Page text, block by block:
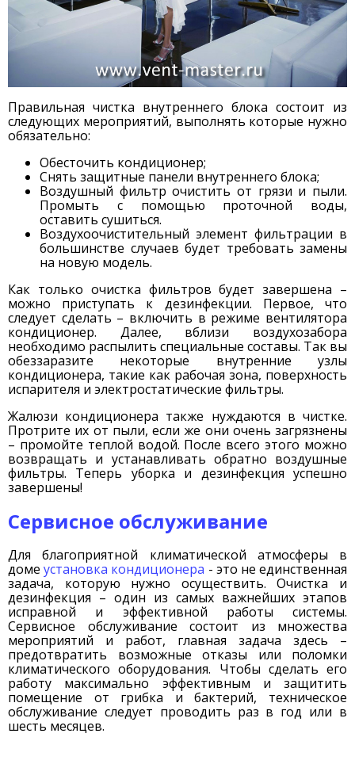
Правильная чистка внутреннего блока состоит из
следующих мероприятий, выполнять которые нужно
обязательно:
Обесточить кондиционер;
Снять защитные панели внутреннего блока;
Воздушный фильтр очистить от грязи и пыли.
Промыть с помощью проточной воды,
оставить сушиться.
Воздухоочистительный элемент фильтрации в
большинстве случаев будет требовать замены
на новую модель.
Как только очистка фильтров будет завершена –
можно приступать к дезинфекции. Первое, что
следует сделать – включить в режиме вентилятора
кондиционер. Далее, вблизи воздухозабора
необходимо распылить специальные составы. Так вы
обеззаразите некоторые внутренние узлы
кондиционера, такие как рабочая зона, поверхность
испарителя и электростатические фильтры.
Жалюзи кондиционера также нуждаются в чистке.
Протрите их от пыли, если же они очень загрязнены
– промойте теплой водой. После всего этого можно
возвращать и устанавливать обратно воздушные
фильтры. Теперь уборка и дезинфекция успешно
завершены!
Сервисное обслуживание
Для благоприятной климатической атмосферы в
домеустановка кондиционера - это не единственная
задача, которую нужно осуществить. Очистка и
дезинфекция – один из самых важнейших этапов
исправной и эффективной работы системы.
Сервисное обслуживание состоит из множества
мероприятий и работ, главная задача здесь –
предотвратить возможные отказы или поломки
климатического оборудования. Чтобы сделать его
работу максимально эффективным и защитить
помещение от грибка и бактерий, техническое
обслуживание следует проводить раз в год или в
шесть месяцев.